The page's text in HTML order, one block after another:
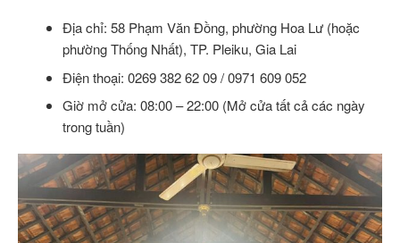
Địa chỉ: 58 Phạm Văn Đồng, phường Hoa Lư (hoặc
phường Thống Nhất), TP. Pleiku, Gia Lai
Điện thoại: 0269 382 62 09 / 0971 609 052
Giờ mở cửa: 08:00 – 22:00 (Mở cửa tất cả các ngày
trong tuần)